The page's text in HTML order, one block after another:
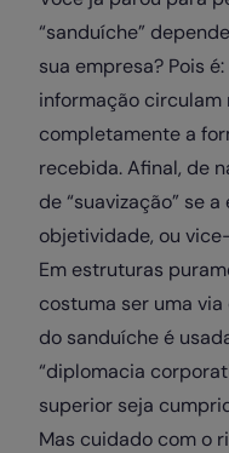
“sanduíche”
sua empresa? Pois
informação circulam
completamente a
recebida. Afinal, de
de “suavização” se
objetividade, ou
Em estruturas
costuma ser uma
do sanduíche é
“diplomacia
superior seja
Mas cuidado com o